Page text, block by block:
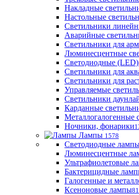
Накладные
Настольные
Светильники
Аварийные
Светильники для
Люминесцентные
Светодиодные
Светильники для
Светильники для
Управляемые
Светильники
Карданные
Металлогалогенные
Ночники, фонарики
Лампы 1578
Светодиодные
Люминесцентные
Ультрафиолетовые
Бактерицидные
Галогенные и
Ксеноновые лампы81